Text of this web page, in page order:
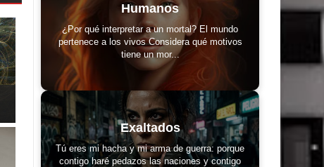
Humanos
¿Por qué interpretar a un mortal? El mundo
pertenece a los vivos Considera qué motivos
tiene un mor...
Exaltados
Tú eres mi hacha y mi arma de guerra: porque
contigo haré pedazos las naciones y contigo